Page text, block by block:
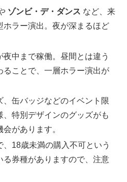
ゾンビ・デ・ダンス など、来
ホラー演出。夜が深まるほど
夜中まで稼働。昼間とは違う
ることで、一層ホラー演出が
、缶バッジなどのイベント限
、特別デザインのグッズがも
があります。
18歳未満の購入不可という
る券種がありますので、注意